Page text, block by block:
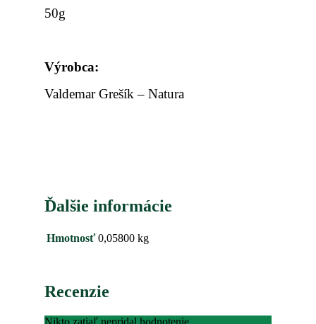
50g
Výrobca:
Valdemar Grešík – Natura
Ďalšie informácie
Hmotnosť 0,05800 kg
Recenzie
Nikto zatiaľ nepridal hodnotenie.